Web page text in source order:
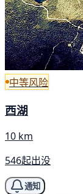
中等风险
西湖
10 km
546起出没
通知